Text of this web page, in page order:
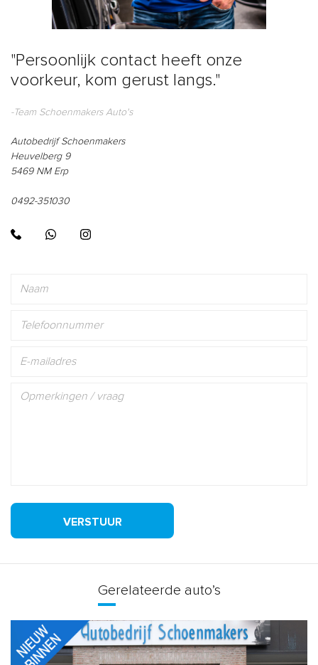
"Persoonlijk contact heeft onze
voorkeur, kom gerust langs."
-Team Schoenmakers Auto's
Autobedrijf Schoenmakers
Heuvelberg 9
5469 NM Erp
0492-351030
VERSTUUR
Gerelateerde auto’s